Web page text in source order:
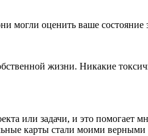
могли оценить ваше
жизни. Никакие
или задачи, и это помогает
карты стали моими